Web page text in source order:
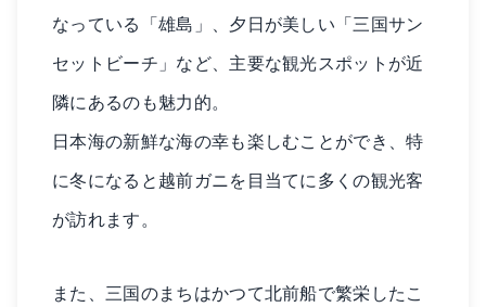
なっている「雄島」、夕日が美しい「三国サン
セットビーチ」など、主要な観光スポットが近
隣にあるのも魅力的。
日本海の新鮮な海の幸も楽しむことができ、特
に冬になると越前ガニを目当てに多くの観光客
が訪れます。
また、三国のまちはかつて北前船で繁栄したこ